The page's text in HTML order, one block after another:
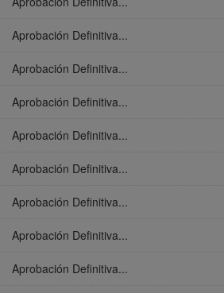
Aprobación Definitiva...
Aprobación Definitiva...
Aprobación Definitiva...
Aprobación Definitiva...
Aprobación Definitiva...
Aprobación Definitiva...
Aprobación Definitiva...
Aprobación Definitiva...